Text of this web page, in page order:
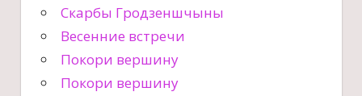
Скарбы Гродзеншчыны
Весенние встречи
Покори вершину
Покори вершину